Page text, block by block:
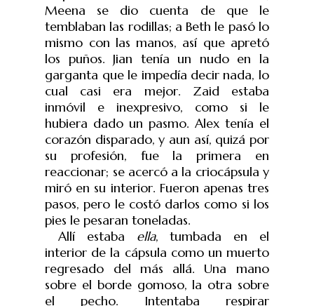
Meena se dio cuenta de que le
temblaban las rodillas; a Beth le pasó lo
mismo con las manos, así que apretó
los puños. Jian tenía un nudo en la
garganta que le impedía decir nada, lo
cual casi era mejor. Zaid estaba
inmóvil e inexpresivo, como si le
hubiera dado un pasmo. Alex tenía el
corazón disparado, y aun así, quizá por
su profesión, fue la primera en
reaccionar; se acercó a la criocápsula y
miró en su interior. Fueron apenas tres
pasos, pero le costó darlos como si los
pies le pesaran toneladas.
Allí estaba ella, tumbada en el
interior de la cápsula como un muerto
regresado del más allá. Una mano
sobre el borde gomoso, la otra sobre
el pecho. Intentaba respirar